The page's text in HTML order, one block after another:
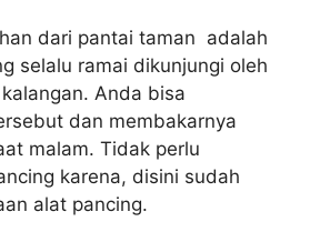
dari pantai taman adalah
selalu ramai dikunjungi oleh
Anda bisa
dan membakarnya
malam. Tidak perlu
karena, disini sudah
alat pancing.